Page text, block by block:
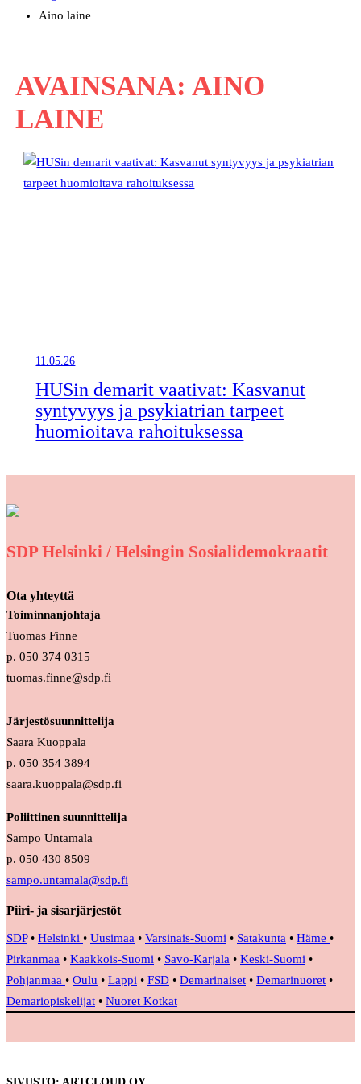
Aino laine
AVAINSANA: AINO
LAINE
11.05.26
HUSin demarit vaativat: Kasvanut
syntyvyys ja psykiatrian tarpeet
huomioitava rahoituksessa
SDP Helsinki / Helsingin Sosialidemokraatit
Ota yhteyttä
Toiminnanjohtaja
Tuomas Finne
p. 050 374 0315
tuomas.finne@sdp.fi
Järjestösuunnittelija
Saara Kuoppala
p. 050 354 3894
saara.kuoppala@sdp.fi
Poliittinen suunnittelija
Sampo Untamala
p. 050 430 8509
sampo.untamala@sdp.fi
Piiri- ja sisarjärjestöt
SDP• Helsinki • Uusimaa • Varsinais-Suomi • Satakunta • Häme •
Pirkanmaa • Kaakkois-Suomi • Savo-Karjala • Keski-Suomi •
Pohjanmaa • Oulu • Lappi • FSD • Demarinaiset • Demarinuoret •
Demariopiskelijat • Nuoret Kotkat